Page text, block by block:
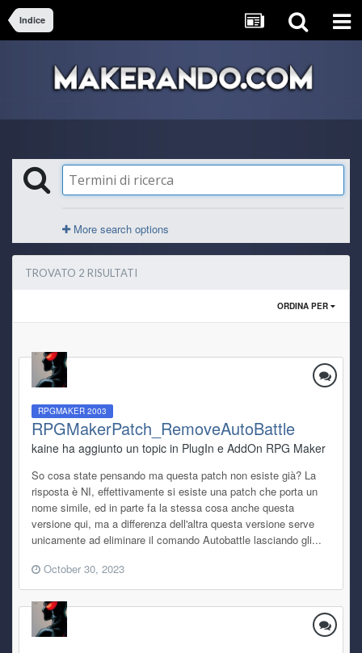
Indice
More search options
TROVATO 2 RISULTATI
ORDINA PER
RPGMAKER 2003
RPGMakerPatch_RemoveAutoBattle
kaine ha aggiunto un topic in PlugIn e AddOn RPG Maker
So cosa state pensando ma questa patch non esiste già? La
risposta è NI, effettivamente si esiste una patch che porta un
nome simile, ed in parte fa la stessa cosa anche questa
versione qui, ma a differenza dell'altra questa versione serve
unicamente ad eliminare il comando Autobattle lasciando gli...
October 30, 2023